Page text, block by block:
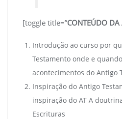
[toggle title=”CONTEÚDO
Introdução ao curso por
Testamento onde e
acontecimentos do Antigo
Inspiração do Antigo
inspiração do AT A
Escrituras